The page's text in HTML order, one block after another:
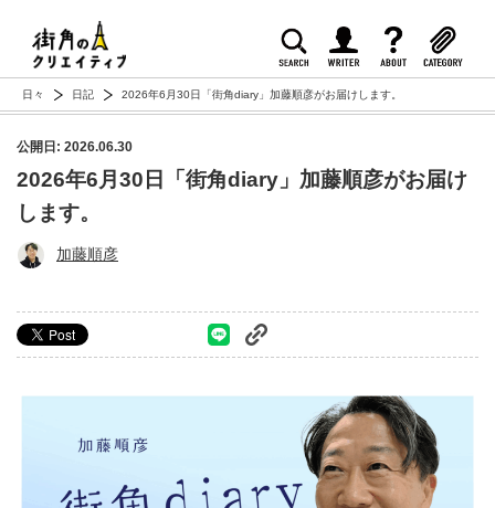
日々 日記 2026年6月30日「街角diary」加藤順彦がお届けします。
公開日: 2026.06.30
2026年6月30日「街角diary」加藤順彦がお届け
します。
加藤順彦